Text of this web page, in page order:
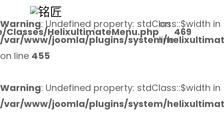
HelixultimateMenu.php
on
line
469
Warning: Undefined property: stdClass::$width in
/var/www/joomla/plugins/system/
on line 455
Warning: Undefined property: stdClass::$width in
/var/www/joomla/plugins/system/